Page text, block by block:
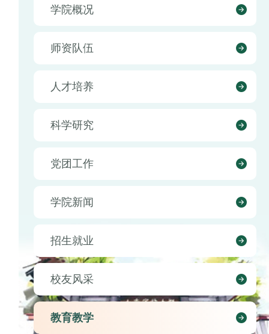
学院概况
师资队伍
人才培养
科学研究
党团工作
学院新闻
招生就业
校友风采
教育教学